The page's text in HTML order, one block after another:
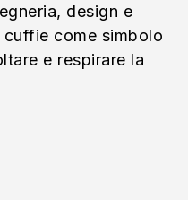
design e
come simbolo
e respirare la